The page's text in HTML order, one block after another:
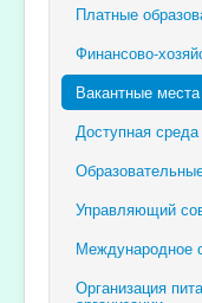
Платные
Финансово-
Вакантные
Доступная среда
Управляющий
Международное
Организация